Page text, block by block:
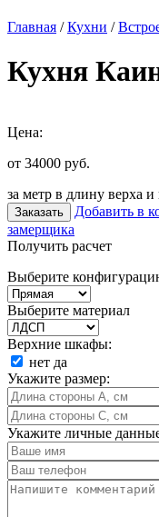
Главная /Кухни /
Кухня
Цена:
от 34000 руб.
за метр в длину верха и
Заказать Добавить в
замерщика
Получить расчет
Выберите
Выберите материал
Верхние шкафы:
нет да
Укажите размер:
Укажите личные